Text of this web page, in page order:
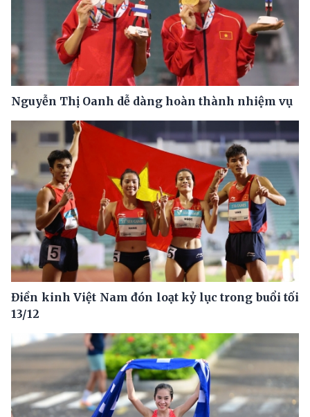
Nguyễn Thị Oanh dễ dàng hoàn thành nhiệm vụ
Điền kinh Việt Nam đón loạt kỷ lục trong buổi tối
13/12